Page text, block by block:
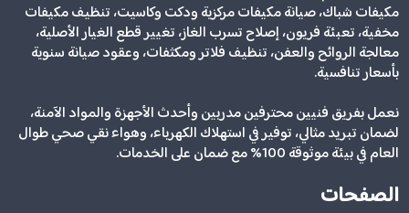
مكيفات شباك، صيانة مكيفات مركزية ودكت وكاسيت، تنظيف مكيفات
مخفية، تعبئة فريون، إصلاح تسرب الغاز، تغيير قطع الغيار الأصلية،
معالجة الروائح والعفن، تنظيف فلاتر ومكثفات، وعقود صيانة سنوية
بأسعار تنافسية.
نعمل بفريق فنيين محترفين مدربين وأحدث الأجهزة والمواد الآمنة،
لضمان تبريد مثالي، توفير في استهلاك الكهرباء، وهواء نقي صحي طوال
العام في بيئة موثوقة 100% مع ضمان على الخدمات.
الصفحات